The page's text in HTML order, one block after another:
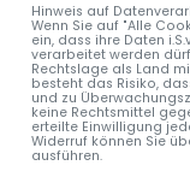
Hinweis auf
Wenn Sie auf "Alle
ein, dass ihre Daten
verarbeitet werden
Rechtslage als Land
besteht das Risiko,
und zu
keine Rechtsmittel
erteilte Einwilligung
Widerruf können Sie
ausführen.